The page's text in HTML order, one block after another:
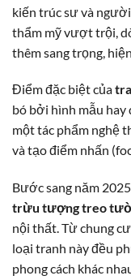
kiến trúc sư và
thẩm mỹ vượt trội,
thêm sang trọng,
Điểm đặc biệt của
bó bởi hình mẫu hay
một tác phẩm nghệ
và tạo điểm nhấn
Bước sang năm
trừu tượng treo
nội thất. Từ chung
loại tranh này đều
phong cách khác